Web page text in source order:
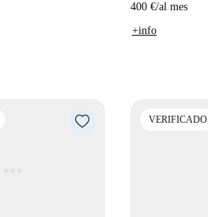
400 €/al mes
+info
VERIFICADO